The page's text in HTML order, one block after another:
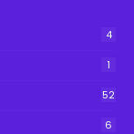
4
1
52
6